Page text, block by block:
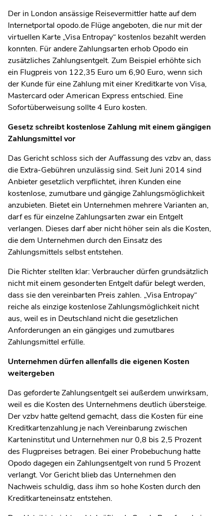
Der in London ansässige Reisevermittler hatte auf dem
Internetportal opodo.de Flüge angeboten, die nur mit der
virtuellen Karte „Visa Entropay“ kostenlos bezahlt werden
konnten. Für andere Zahlungsarten erhob Opodo ein
zusätzliches Zahlungsentgelt. Zum Beispiel erhöhte sich
ein Flugpreis von 122,35 Euro um 6,90 Euro, wenn sich
der Kunde für eine Zahlung mit einer Kreditkarte von Visa,
Mastercard oder American Express entschied. Eine
Sofortüberweisung sollte 4 Euro kosten.
Gesetz schreibt kostenlose Zahlung mit einem gängigen
Zahlungsmittel vor
Das Gericht schloss sich der Auffassung des vzbv an, dass
die Extra-Gebühren unzulässig sind. Seit Juni 2014 sind
Anbieter gesetzlich verpflichtet, ihren Kunden eine
kostenlose, zumutbare und gängige Zahlungsmöglichkeit
anzubieten. Bietet ein Unternehmen mehrere Varianten an,
darf es für einzelne Zahlungsarten zwar ein Entgelt
verlangen. Dieses darf aber nicht höher sein als die Kosten,
die dem Unternehmen durch den Einsatz des
Zahlungsmittels selbst entstehen.
Die Richter stellten klar: Verbraucher dürfen grundsätzlich
nicht mit einem gesonderten Entgelt dafür belegt werden,
dass sie den vereinbarten Preis zahlen. „Visa Entropay“
reiche als einzige kostenlose Zahlungsmöglichkeit nicht
aus, weil es in Deutschland nicht die gesetzlichen
Anforderungen an ein gängiges und zumutbares
Zahlungsmittel erfülle.
Unternehmen dürfen allenfalls die eigenen Kosten
weitergeben
Das geforderte Zahlungsentgelt sei außerdem unwirksam,
weil es die Kosten des Unternehmens deutlich übersteige.
Der vzbv hatte geltend gemacht, dass die Kosten für eine
Kreditkartenzahlung je nach Vereinbarung zwischen
Karteninstitut und Unternehmen nur 0,8 bis 2,5 Prozent
des Flugpreises betragen. Bei einer Probebuchung hatte
Opodo dagegen ein Zahlungsentgelt von rund 5 Prozent
verlangt. Vor Gericht blieb das Unternehmen den
Nachweis schuldig, dass ihm so hohe Kosten durch den
Kreditkarteneinsatz entstehen.